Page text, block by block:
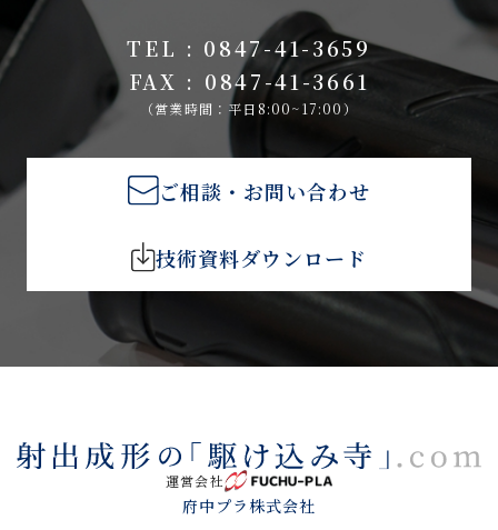
TEL : 0847-41-3659
FAX : 0847-41-3661
（営業時間：平日8:00~17:00）
ご相談・お問い合わせ
技術資料ダウンロード
運営会社
府中プラ株式会社